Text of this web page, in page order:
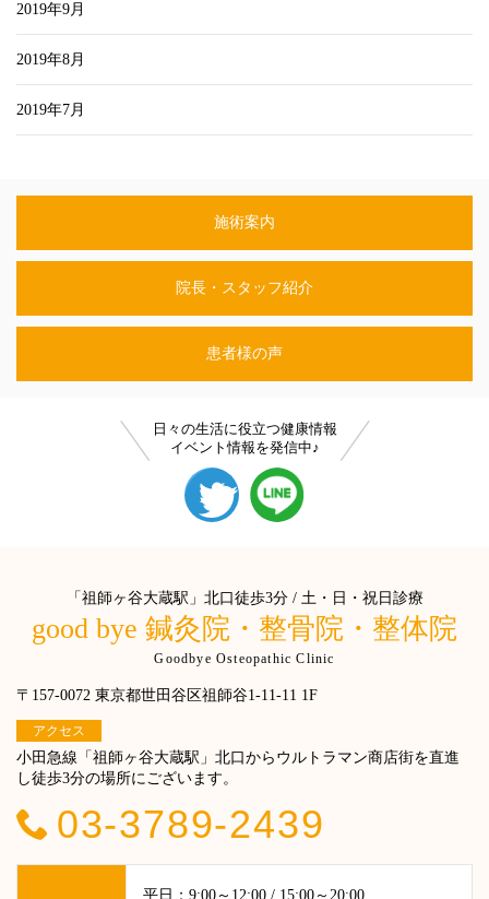
2019年9月
2019年8月
2019年7月
施術案内
院長・スタッフ紹介
患者様の声
日々の生活に役立つ健康情報
イベント情報を発信中♪
「祖師ヶ谷大蔵駅」北口徒歩3分 / 土・日・祝日診療
good bye 鍼灸院・整骨院・整体院
Goodbye Osteopathic Clinic
〒157-0072 東京都世田谷区祖師谷1-11-11 1F
アクセス
小田急線「祖師ヶ谷大蔵駅」北口からウルトラマン商店街を直進
し徒歩3分の場所にございます。
03-3789-2439
平日：9:00～12:00 / 15:00～20:00